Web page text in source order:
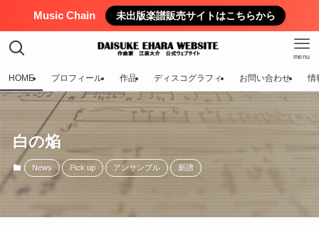
Music Chain 未出版楽譜販売サイトはこちらから
menu
HOME プロフィール 作品 ディスコグラフィ お問い合わせ 情
白の焔
News Pick up アンサンブル 新譜